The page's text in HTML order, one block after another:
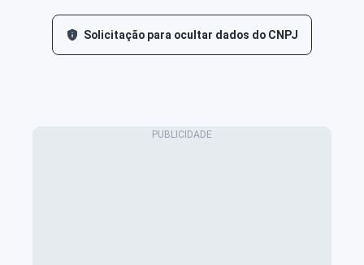
Solicitação para ocultar dados do CNPJ